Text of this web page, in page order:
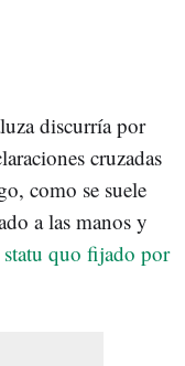
discurría por
cruzadas
como se suele
a las manos y
quo fijado por